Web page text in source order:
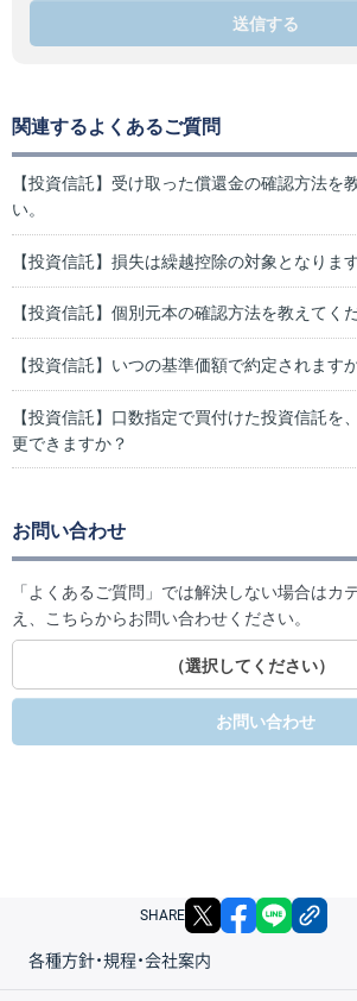
送信する
関連するよくあるご質問
【投資信託】受け取った償還金の確認方法を
い。
【投資信託】損失は繰越控除の対象となりま
【投資信託】個別元本の確認方法を教えてく
【投資信託】いつの基準価額で約定されます
【投資信託】口数指定で買付けた投資信託を
更できますか？
お問い合わせ
「よくあるご質問」では解決しない場合はカ
え、こちらからお問い合わせください。
（選択してください）
お問い合わせ
SHARE X facebook
各種方針・規程・会社案内
取引規程・約款
サイトマップ
その他のご案内
個人情報保護方針
最良執行方針
サイトのご利用について
ディスクレイマー
信託保全
リスク説明
会社案内